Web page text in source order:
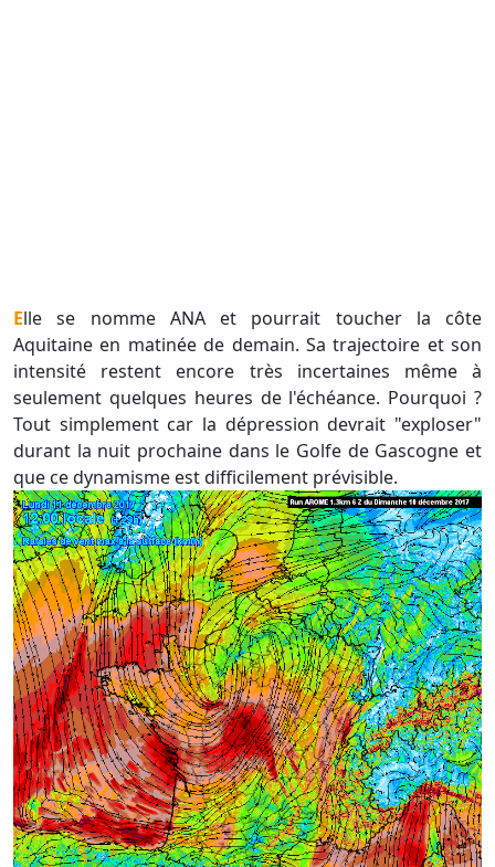
Elle se nomme ANA et pourrait toucher la côte
Aquitaine en matinée de demain. Sa trajectoire et son
intensité restent encore très incertaines même à
seulement quelques heures de l'échéance. Pourquoi ?
Tout simplement car la dépression devrait "exploser"
durant la nuit prochaine dans le Golfe de Gascogne et
que ce dynamisme est difficilement prévisible.